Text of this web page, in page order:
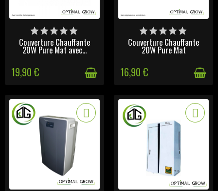
DERNIERS ARTICLES EN
STOCK
Couverture Chauffante
20W Pure Mat avec...
19,90 €
DERNIERS ARTICLES EN
STOCK
Couverture Chauffante
20W Pure Mat
16,90 €